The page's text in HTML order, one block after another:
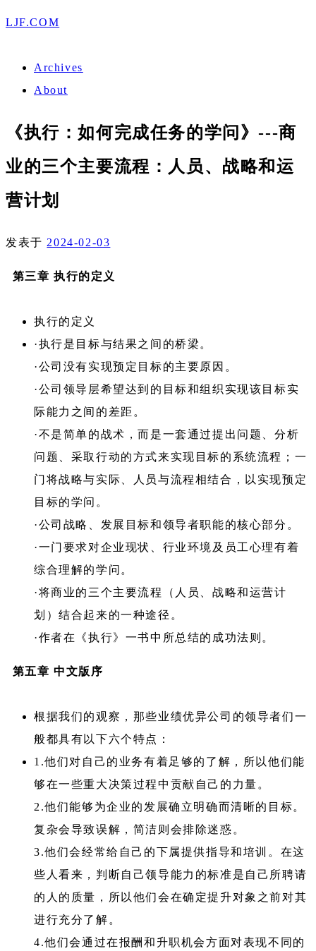
LJF.COM
Archives
About
《执行：如何完成任务的学问》---商
业的三个主要流程：人员、战略和运
营计划
发表于 2024-02-03
第三章 执行的定义
执行的定义
·执行是目标与结果之间的桥梁。
·公司没有实现预定目标的主要原因。
·公司领导层希望达到的目标和组织实现该目标实
际能力之间的差距。
·不是简单的战术，而是一套通过提出问题、分析
问题、采取行动的方式来实现目标的系统流程；一
门将战略与实际、人员与流程相结合，以实现预定
目标的学问。
·公司战略、发展目标和领导者职能的核心部分。
·一门要求对企业现状、行业环境及员工心理有着
综合理解的学问。
·将商业的三个主要流程（人员、战略和运营计
划）结合起来的一种途径。
·作者在《执行》一书中所总结的成功法则。
第五章 中文版序
根据我们的观察，那些业绩优异公司的领导者们一
般都具有以下六个特点：
1.他们对自己的业务有着足够的了解，所以他们能
够在一些重大决策过程中贡献自己的力量。
2.他们能够为企业的发展确立明确而清晰的目标。
复杂会导致误解，简洁则会排除迷惑。
3.他们会经常给自己的下属提供指导和培训。在这
些人看来，判断自己领导能力的标准是自己所聘请
的人的质量，所以他们会在确定提升对象之前对其
进行充分了解。
4.他们会通过在报酬和升职机会方面对表现不同的